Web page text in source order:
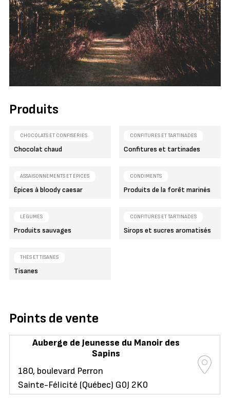
Produits
CHOCOLATS ET CONFISERIES
Chocolat chaud
CONFITURES ET TARTINADES
Confitures et tartinades
ASSAISONNEMENTS ET ÉPICES
Épices à bloody caesar
CONDIMENTS
Produits de la forêt marinés
LÉGUMES
Produits sauvages
CONFITURES ET TARTINADES
Sirops et sucres aromatisés
THÉS ET TISANES
Tisanes
Points de vente
Auberge de Jeunesse du Manoir des
Sapins
180, boulevard Perron
Sainte-Félicité (Québec) G0J 2K0